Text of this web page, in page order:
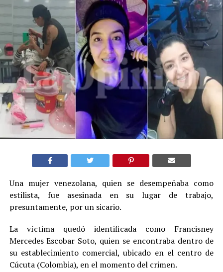
Una mujer venezolana, quien se desempeñaba como
estilista, fue asesinada en su lugar de trabajo,
presuntamente, por un sicario.
La víctima quedó identificada como Francisney
Mercedes Escobar Soto, quien se encontraba dentro de
su establecimiento comercial, ubicado en el centro de
Cúcuta (Colombia), en el momento del crimen.